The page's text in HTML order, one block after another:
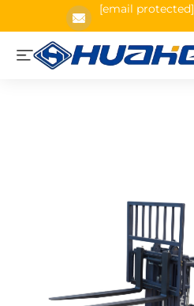
[email protected]